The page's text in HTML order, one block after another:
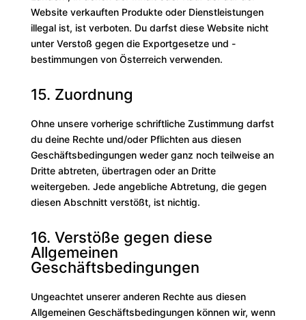
Website verkauften Produkte oder Dienstleistungen
illegal ist, ist verboten. Du darfst diese Website nicht
unter Verstoß gegen die Exportgesetze und -
bestimmungen von Österreich verwenden.
15. Zuordnung
Ohne unsere vorherige schriftliche Zustimmung darfst
du deine Rechte und/oder Pflichten aus diesen
Geschäftsbedingungen weder ganz noch teilweise an
Dritte abtreten, übertragen oder an Dritte
weitergeben. Jede angebliche Abtretung, die gegen
diesen Abschnitt verstößt, ist nichtig.
16. Verstöße gegen diese
Allgemeinen
Geschäftsbedingungen
Ungeachtet unserer anderen Rechte aus diesen
Allgemeinen Geschäftsbedingungen können wir, wenn